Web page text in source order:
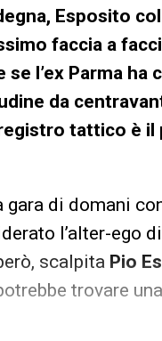
Esposito
faccia a
l’ex Parma ha
da
tattico è il
di domani
l’alter-ego
scalpita Pio
trovare